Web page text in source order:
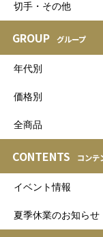
切手・その他
GROUP グループ
年代別
価格別
全商品
CONTENTS コンテ
イベント情報
夏季休業のお知らせ